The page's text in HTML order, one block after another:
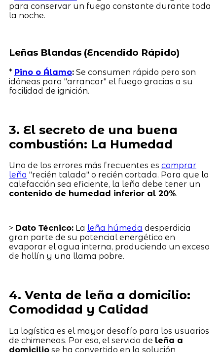
para conservar un fuego constante durante toda
la noche.
Leñas Blandas (Encendido Rápido)
* Pino o Álamo:Se consumen rápido pero son
idóneas para "arrancar" el fuego gracias a su
facilidad de ignición.
3. El secreto de una buena
combustión: La Humedad
Uno de los errores más frecuentes es comprar
leña "recién talada" o recién cortada. Para que la
calefacción sea eficiente, la leña debe tener un
contenido de humedad inferior al 20%.
> Dato Técnico:La leña húmeda desperdicia
gran parte de su potencial energético en
evaporar el agua interna, produciendo un exceso
de hollín y una llama pobre.
4. Venta de leña a domicilio:
Comodidad y Calidad
La logística es el mayor desafío para los usuarios
de chimeneas. Por eso, el servicio de leña a
domiciliose ha convertido en la solución